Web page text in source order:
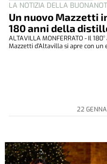
LA NOTIZIA DELLA
Un nuovo Mazzetti
180 anni della
22
ALTAVILLA MONFERRATO - Il
Mazzetti d’Altavilla si apre con un